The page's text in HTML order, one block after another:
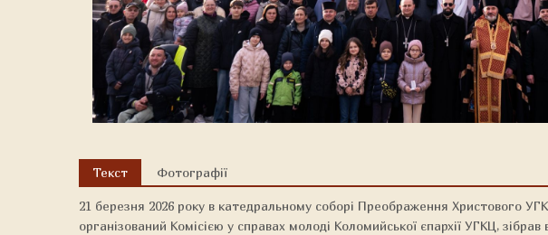
Текст Фотографії
21 березня 2026 року в катедральному соборі Преображення Христового
організований Комісією у справах молоді Коломийської єпархії УГКЦ,